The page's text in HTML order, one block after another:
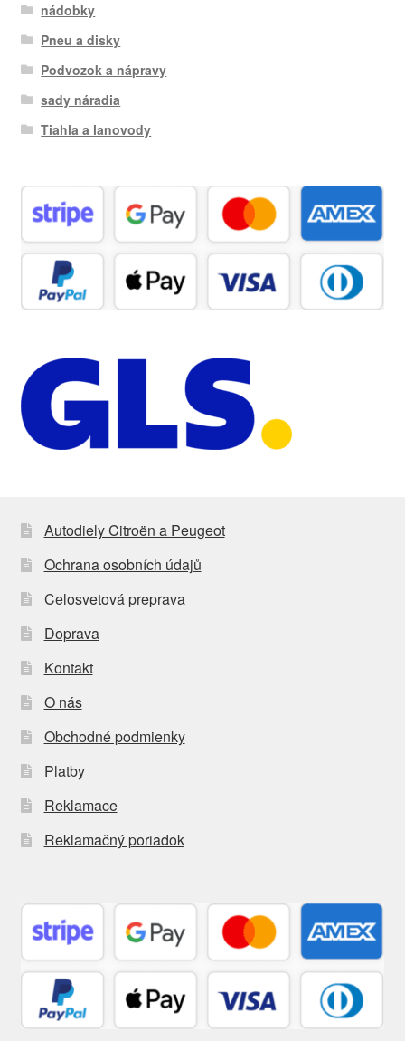
nádobky
Pneu a disky
Podvozok a nápravy
sady náradia
Tiahla a lanovody
Autodiely Citroën a Peugeot
Ochrana osobních údajů
Celosvetová preprava
Doprava
Kontakt
O nás
Obchodné podmienky
Platby
Reklamace
Reklamačný poriadok